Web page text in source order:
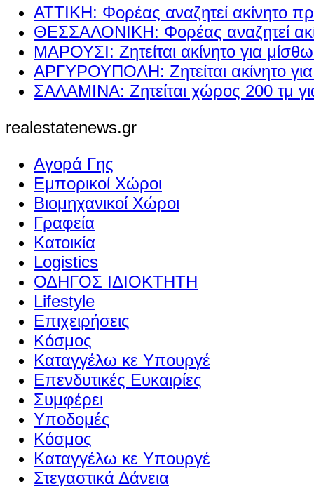
ΑΤΤΙΚΗ: Φορέας αναζητεί ακίνητο
ΘΕΣΣΑΛΟΝΙΚΗ: Φορέας αναζητεί
ΜΑΡΟΥΣΙ: Ζητείται ακίνητο για
ΑΡΓΥΡΟΥΠΟΛΗ: Ζητείται ακίνητο
ΣΑΛΑΜΙΝΑ: Ζητείται χώρος 200 τμ
realestatenews.gr
Αγορά Γης
Εμπορικοί Χώροι
Βιομηχανικοί Χώροι
Γραφεία
Κατοικία
Logistics
ΟΔΗΓΟΣ ΙΔΙΟΚΤΗΤΗ
Lifestyle
Επιχειρήσεις
Κόσμος
Καταγγέλω κε Υπουργέ
Επενδυτικές Ευκαιρίες
Συμφέρει
Υποδομές
Κόσμος
Καταγγέλω κε Υπουργέ
Στεγαστικά Δάνεια